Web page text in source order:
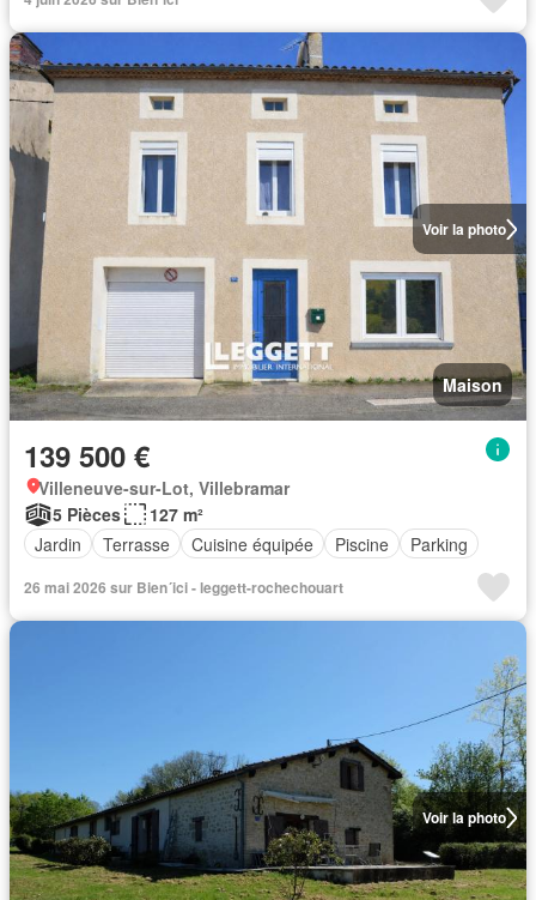
Voir la photo
Maison
139 500 €
Villeneuve-sur-Lot, Villebramar
5 Pièces
127 m²
Jardin
Terrasse Cuisine équipée Piscine Parking
26 mai 2026 sur Bien´ici - leggett-rochechouart
Voir la photo